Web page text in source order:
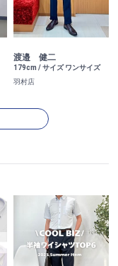
渡邉 健二
179cm / サイズ ワンサイズ
羽村店